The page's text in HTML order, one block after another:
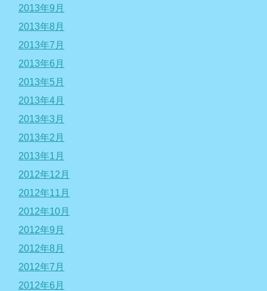
2013年9月
2013年8月
2013年7月
2013年6月
2013年5月
2013年4月
2013年3月
2013年2月
2013年1月
2012年12月
2012年11月
2012年10月
2012年9月
2012年8月
2012年7月
2012年6月